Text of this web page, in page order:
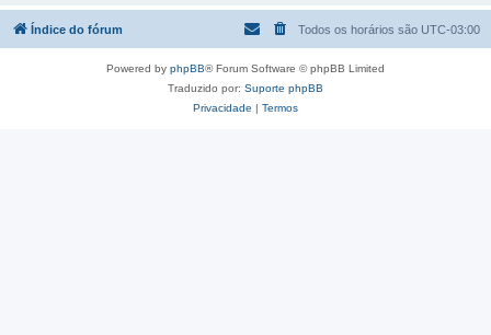
Índice do fórum Todos os horários são UTC-03:00
Powered by phpBB® Forum Software © phpBB Limited
Traduzido por: Suporte phpBB
Privacidade | Termos